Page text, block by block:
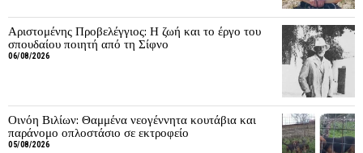
Αριστομένης Προβελέγγιος: Η ζωή και το έργο του
σπουδαίου ποιητή από τη Σίφνο
06/08/2026
Οινόη Βιλίων: Θαμμένα νεογέννητα κουτάβια και
παράνομο οπλοστάσιο σε εκτροφείο
05/08/2026